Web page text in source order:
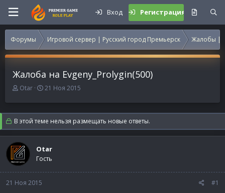
Вход Регистрация
Форумы Игровой сервер | Русский город Премьерск Жалобы |
Жалоба на Evgeny_Prolygin(500)
А
т
о
р
т
е
м
ы
Otar
Д
т
а
н
а
а
л
21 Ноя 2015
В этой теме нельзя размещать новые ответы.
Otar
Гость
21 Ноя 2015 #1